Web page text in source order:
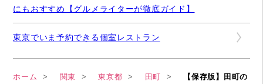
にもおすすめ【グルメライターが徹底ガイド】
東京でいま予約できる個室レストラン
ホーム 関東 東京都 田町
【保存版】田町の